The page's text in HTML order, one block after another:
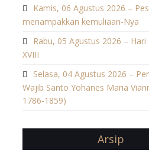
Kamis, 06 Agustus 2026 –
menampakkan kemuliaan-Nya
Rabu, 05 Agustus 2026 – Hari
XVIII
Selasa, 04 Agustus 2026 –
Wajib Santo Yohanes Maria
1786-1859)
Arsip